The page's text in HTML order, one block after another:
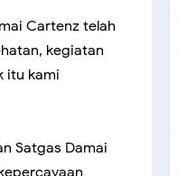
Cartenz telah
kegiatan
itu kami
Satgas Damai